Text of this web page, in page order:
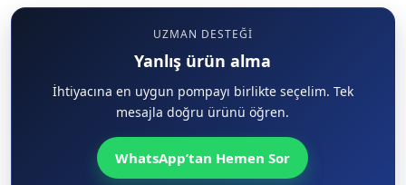
UZMAN DESTEĞI
Yanlış ürün alma
İhtiyacına en uygun pompayı birlikte seçelim. Tek
mesajla doğru ürünü öğren.
WhatsApp’tan Hemen Sor